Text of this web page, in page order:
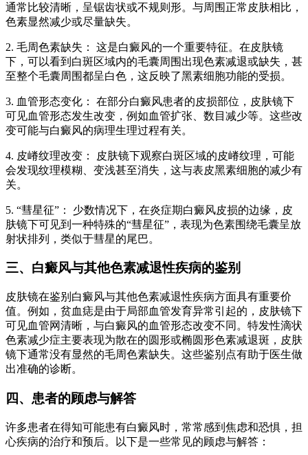
通常比较清晰，呈锯齿状或不规则形。与周围正常皮肤相比，
色素显然减少或尽量缺失。
2. 毛周色素缺失： 这是白癜风的一个重要特征。在皮肤镜
下，可以看到白斑区域内的毛囊周围出现色素减退或缺失，甚
至整个毛囊周围都呈白色，这反映了黑素细胞功能的受损。
3. 血管形态变化： 在部分白癜风患者的皮损部位，皮肤镜下
可见血管形态发生改变，例如血管扩张、数目减少等。这些改
变可能与白癜风的病理生理过程有关。
4. 皮嵴纹理改变： 皮肤镜下观察白斑区域的皮嵴纹理，可能
会发现纹理模糊、变浅甚至消失，这与表皮黑素细胞的减少有
关。
5. “彗星征”： 少数情况下，在炎症期白癜风皮损的边缘，皮
肤镜下可见到一种特殊的“彗星征”，表现为色素围绕毛囊呈放
射状排列，类似于彗星的尾巴。
三、白癜风与其他色素减退性疾病的鉴别
皮肤镜在鉴别白癜风与其他色素减退性疾病方面具有重要价
值。例如，贫血痣是由于局部血管发育异常引起的，皮肤镜下
可见血管网清晰，与白癜风的血管形态改变不同。特发性滴状
色素减少症主要表现为散在的圆形或椭圆形色素减退斑，皮肤
镜下通常没有显然的毛周色素缺失。这些鉴别点有助于医生做
出准确的诊断。
四、患者的顾虑与解答
许多患者在得知可能患有白癜风时，常常感到焦虑和恐惧，担
心疾病的治疗和预后。以下是一些常见的顾虑与解答：